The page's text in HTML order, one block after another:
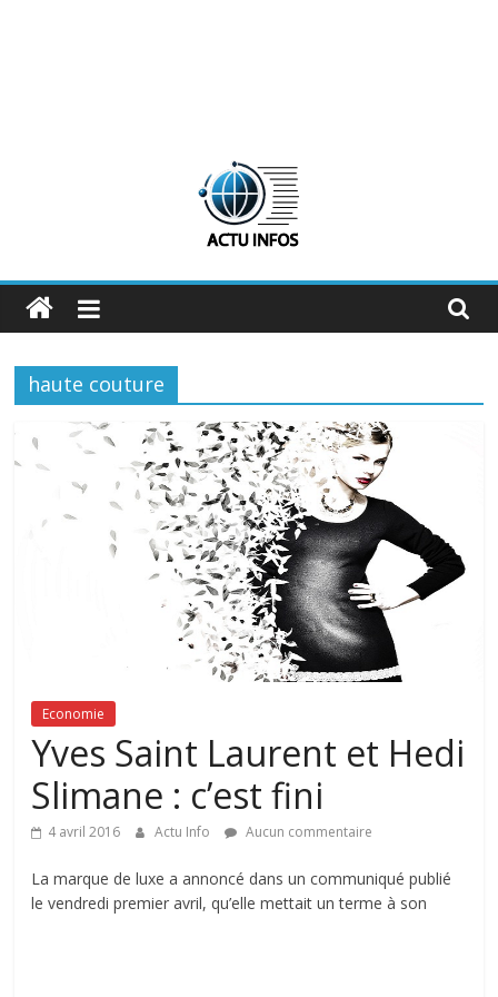
ActuInfos
De
des
infos
:
ActuInfos
haute couture
Economie
Yves Saint Laurent et Hedi
Slimane : c’est fini
4 avril 2016 Actu Info Aucun commentaire
La marque de luxe a annoncé dans un communiqué publié
le vendredi premier avril, qu’elle mettait un terme à son